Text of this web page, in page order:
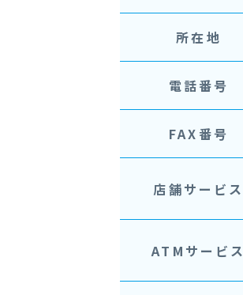
所在地
電話番号
FAX番号
店舗サービス
ATMサービス